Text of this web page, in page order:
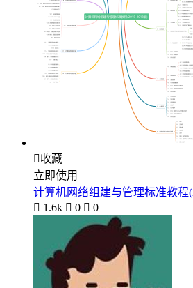
收藏
立即使用
计算机网络组建与管理标准教程
 1.6k  0  0